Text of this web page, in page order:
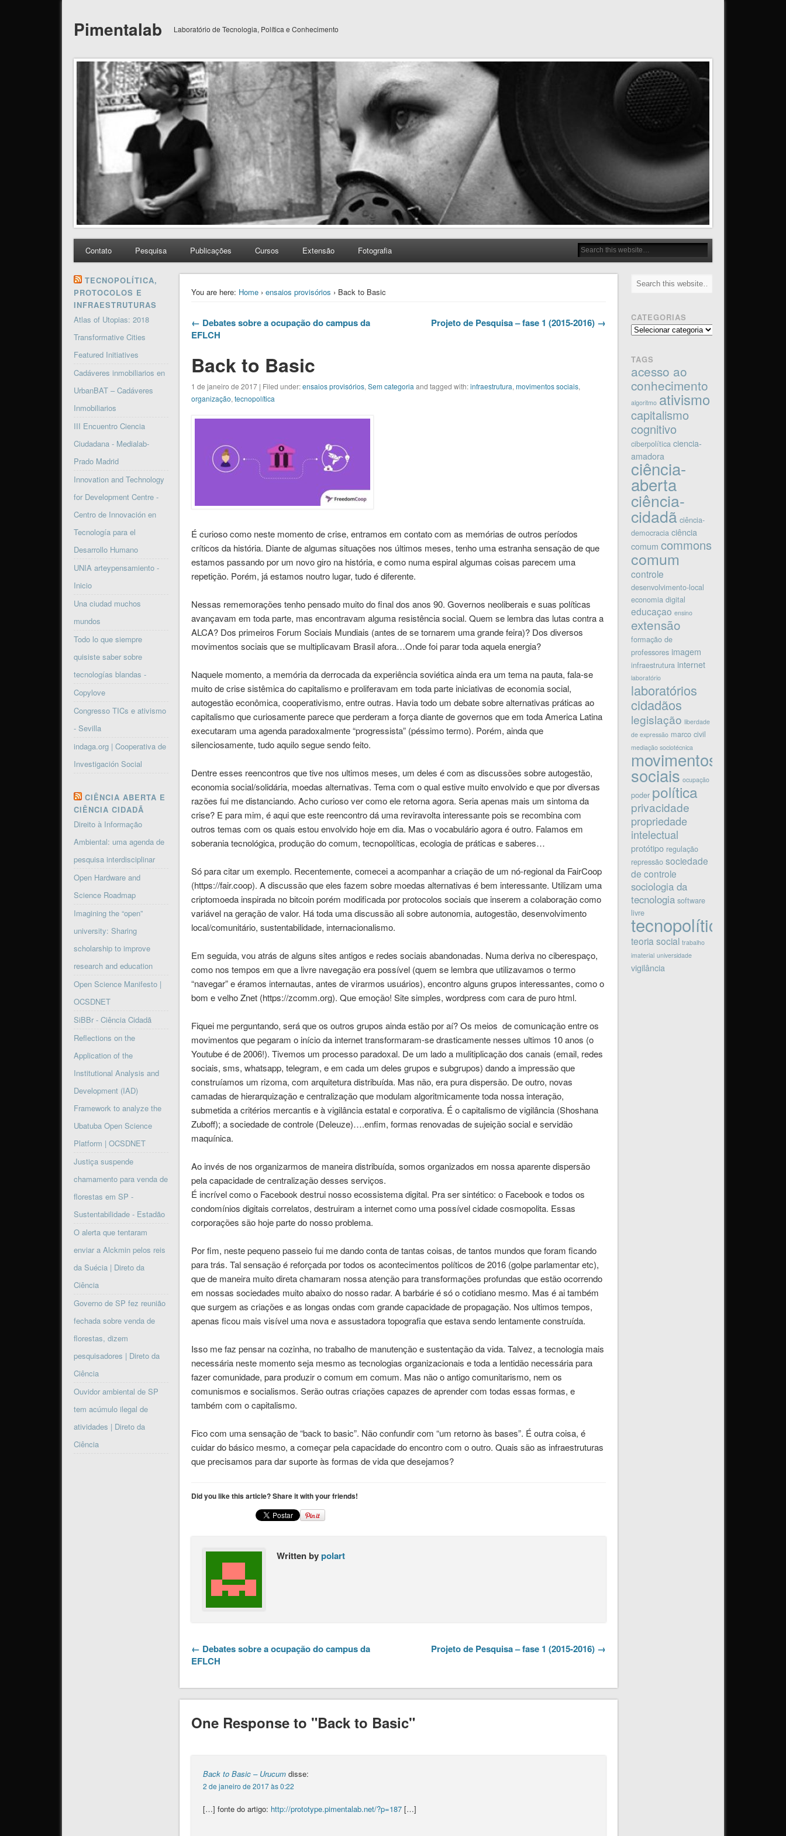
Pimentalab Laboratório de Tecnologia, Política e Conhecimento
Contato Pesquisa Publicações Cursos Extensão Fotografia
You are here: Home ›ensaios provisórios › Back to Basic
← Debates sobre a ocupação do campus da
EFLCH
Projeto de Pesquisa – fase 1 (2015-2016) →
Back to Basic
1 de janeiro de 2017 | Filed under:ensaios provisórios,Sem categoria and tagged with:infraestrutura,movimentos sociais,
organização,tecnopolítica
É curioso como neste momento de crise, entramos em contato com as memórias de outros períodos
críticos da história. Diante de algumas situações nos últimos meses, tenho uma estranha sensação de que
estamos passando por um novo giro na história, e como numa espiral algumas coisas parecem uma
repetição. Porém, já estamos noutro lugar, tudo é diferente.
Nessas rememorações tenho pensado muito do final dos anos 90. Governos neoliberais e suas políticas
avançavam em toda parte, mas encontravam alguma resistência social. Quem se lembra das lutas contra a
ALCA? Dos primeiros Forum Sociais Mundiais (antes de se tornarem uma grande feira)? Dos diversos
movimentos sociais que se multiplicavam Brasil afora…Onde foi parar toda aquela energia?
Naquele momento, a memória da derrocada da experiência soviética ainda era um tema na pauta, fala-se
muito de crise sistêmica do capitalismo e proliferavam em toda parte iniciativas de economia social,
autogestão econômica, cooperativismo, entre outras. Havia todo um debate sobre alternativas práticas ao
capitalismo que curiosamente parece que perderam a força diante de governos que em toda America Latina
executaram uma agenda paradoxalmente “progressista” (péssimo termo). Porém, ainda que
silenciosamente, tudo aquilo segue sendo feito.
Dentre esses reencontros que tive nos ultimos meses, um deles é com as discussões sobre autogestão,
economia social/solidária, moedas alternativas. Tema com o qual estive muito envolvido e que por diversas
razões fui me distanciando. Acho curioso ver como ele retorna agora. Seria apenas mais um sintoma da
crise? E para mim, é aqui que este reencontro dá uma reviravolta interessante pois se recombina com
outros temas com os quais estou envolvido hoje em dia. Mas o vocabulário agora é outro. Falamos em
soberania tecnológica, produção do comum, tecnopolíticas, ecologia de práticas e saberes…
Só para citar um exemplo. Recentemente, comecei a acompanhar a criação de um nó-regional da FairCoop
(https://fair.coop). A discussão que eles fazem sobre moedas alternativas é bem interessante. Utilizam uma
criptomoeda inspirada no bitcoin porém modificada por protocolos sociais que inserem a colaboração como
variável na geração de valor. Há toda uma discussão ali sobre autonomia, autogestão, desenvolvimento
local/comunitário, sustentabilidade, internacionalismo.
Em seguida, vou atrás de alguns sites antigos e redes sociais abandonadas. Numa deriva no ciberespaço,
como nos tempos em que a livre navegação era possível (quem se lembra que utilizavamos o termo
“navegar” e éramos internautas, antes de virarmos usuários), encontro alguns grupos interessantes, como o
bom e velho Znet (https://zcomm.org). Que emoção! Site simples, wordpress com cara de puro html.
Fiquei me perguntando, será que os outros grupos ainda estão por aí? Os meios de comunicação entre os
movimentos que pegaram o início da internet transformaram-se drasticamente nesses ultimos 10 anos (o
Youtube é de 2006!). Tivemos um processo paradoxal. De um lado a mulitiplicação dos canais (email, redes
sociais, sms, whatsapp, telegram, e em cada um deles grupos e subgrupos) dando a impressão que
construíamos um rizoma, com arquitetura distribuída. Mas não, era pura dispersão. De outro, novas
camadas de hierarquização e centralização que modulam algoritmicamente toda nossa interação,
submetida a critérios mercantis e à vigilância estatal e corporativa. É o capitalismo de vigilância (Shoshana
Zuboff); a sociedade de controle (Deleuze)….enfim, formas renovadas de sujeição social e servidão
maquínica.
Ao invés de nos organizarmos de maneira distribuída, somos organizados em nossa aparente dispersão
pela capacidade de centralização desses serviços.
É incrível como o Facebook destrui nosso ecossistema digital. Pra ser sintético: o Facebook e todos os
condomínios digitais correlatos, destruiram a internet como uma possível cidade cosmopolita. Essas
corporações são hoje parte do nosso problema.
Por fim, neste pequeno passeio fui me dando conta de tantas coisas, de tantos mundos que foram ficando
para trás. Tal sensação é reforçada por todos os acontecimentos políticos de 2016 (golpe parlamentar etc),
que de maneira muito direta chamaram nossa atenção para transformações profundas que estão ocorrendo
em nossas sociedades muito abaixo do nosso radar. A barbárie é só o cotidiano mesmo. Mas é ai também
que surgem as criações e as longas ondas com grande capacidade de propagação. Nos ultimos tempos,
apenas ficou mais visível uma nova e assustadora topografia que estava sendo lentamente construída.
Isso me faz pensar na cozinha, no trabalho de manutenção e sustentação da vida. Talvez, a tecnologia mais
necessária neste momento seja mesmo as tecnologias organizacionais e toda a lentidão necessária para
fazer comunidade, para produzir o comum em comum. Mas não o antigo comunitarismo, nem os
comunismos e socialismos. Serão outras criações capazes de aprender com todas essas formas, e
também com o capitalismo.
Fico com uma sensação de “back to basic”. Não confundir com “um retorno às bases”. É outra coisa, é
cuidar do básico mesmo, a começar pela capacidade do encontro com o outro. Quais são as infraestruturas
que precisamos para dar suporte às formas de vida que desejamos?
Did you like this article? Share it with your friends!
Written bypolart
← Debates sobre a ocupação do campus da
EFLCH
Projeto de Pesquisa – fase 1 (2015-2016) →
One Response to "Back to Basic"
Back to Basic – Urucum disse:
2 de janeiro de 2017 às 0:22
[…] fonte do artigo: http://prototype.pimentalab.net/?p=187 […]
TECNOPOLÍTICA,
PROTOCOLOS E
INFRAESTRUTURAS
Atlas of Utopias: 2018
Transformative Cities
Featured Initiatives
Cadáveres inmobiliarios en
UrbanBAT – Cadáveres
Inmobiliarios
III Encuentro Ciencia
Ciudadana - Medialab-
Prado Madrid
Innovation and Technology
for Development Centre -
Centro de Innovación en
Tecnología para el
Desarrollo Humano
UNIA arteypensamiento -
Inicio
Una ciudad muchos
mundos
Todo lo que siempre
quisiste saber sobre
tecnologías blandas -
Copylove
Congresso TICs e ativismo
- Sevilla
indaga.org | Cooperativa de
Investigación Social
CIÊNCIA ABERTA E
CIÊNCIA CIDADÃ
Direito à Informação
Ambiental: uma agenda de
pesquisa interdisciplinar
Open Hardware and
Science Roadmap
Imagining the “open”
university: Sharing
scholarship to improve
research and education
Open Science Manifesto |
OCSDNET
SiBBr - Ciência Cidadã
Reflections on the
Application of the
Institutional Analysis and
Development (IAD)
Framework to analyze the
Ubatuba Open Science
Platform | OCSDNET
Justiça suspende
chamamento para venda de
florestas em SP -
Sustentabilidade - Estadão
O alerta que tentaram
enviar a Alckmin pelos reis
da Suécia | Direto da
Ciência
Governo de SP fez reunião
fechada sobre venda de
florestas, dizem
pesquisadores | Direto da
Ciência
Ouvidor ambiental de SP
tem acúmulo ilegal de
atividades | Direto da
Ciência
CATEGORIAS
Categorias
TAGS
acesso ao
conhecimento
algoritmo ativismo
capitalismo
cognitivo
ciberpolítica ciencia-
amadora
ciência-
aberta
ciência-
cidadã ciência-
democracia ciência
comum commons
comum
controle
desenvolvimento-local
economia digital
educaçao ensino
extensão
formação de
professores imagem
infraestrutura internet
laboratório
laboratórios
cidadãos
legislação liberdade
de expressão marco civil
mediação sociotécnica
movimentos
sociais ocupação
poder política
privacidade
propriedade
intelectual
protótipo regulação
repressão sociedade
de controle
sociologia da
tecnologia software
livre
tecnopolítica
teoria social trabalho
imaterial universidade
vigilância